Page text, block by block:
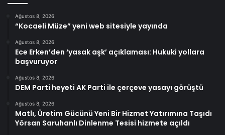
Ağustos 8, 2026
“Kocaeli Müze” yeni web sitesiyle yayında
Ağustos 8, 2026
Ece Erken’den ‘yasak aşk’ açıklaması: Hukuki yollara
başvuruyor
Ağustos 8, 2026
DEM Parti heyeti AK Parti ile çerçeve yasayı görüştü
Ağustos 8, 2026
Matlı, Üretim Gücünü Yeni Bir Hizmet Yatırımına Taşıdı
Yörsan Saruhanlı Dinlenme Tesisi hizmete açıldı